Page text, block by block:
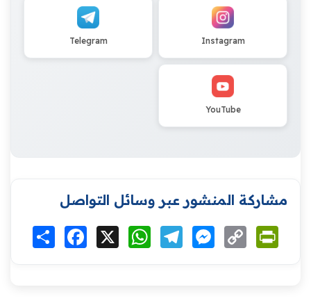
Instagram
Telegram
YouTube
مشاركة المنشور عبر وسائل التواصل
انشر Facebook WhatsAppTelegramMessenger
Copy
Link